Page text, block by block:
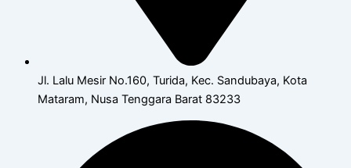
Jl. Lalu Mesir No.160, Turida, Kec. Sandubaya, Kota
Mataram, Nusa Tenggara Barat 83233